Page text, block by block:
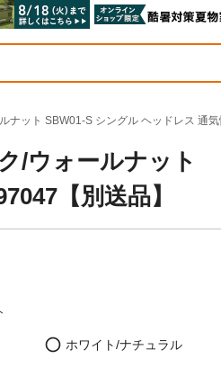
ナット SBW01-S シングル ヘッドレス 通
/ウォールナット
【別送品】
ホワイト/ナチュラル